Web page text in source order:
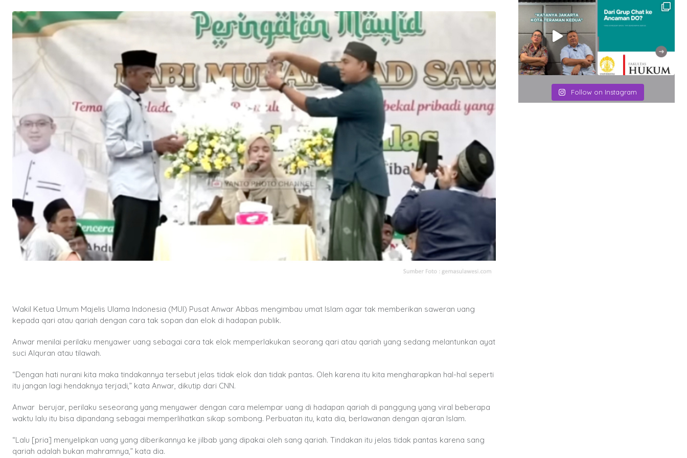
Wakil Ketua Umum Majelis Ulama Indonesia (MUI) Pusat Anwar Abbas mengimbau umat Islam agar tak memberikan saweran uang
kepada qari atau qariah dengan cara tak sopan dan elok di hadapan publik.
Anwar menilai perilaku menyawer uang sebagai cara tak elok memperlakukan seorang qari atau qariah yang sedang melantunkan ayat
suci Alquran atau tilawah.
“Dengan hati nurani kita maka tindakannya tersebut jelas tidak elok dan tidak pantas. Oleh karena itu kita mengharapkan hal-hal seperti
itu jangan lagi hendaknya terjadi,” kata Anwar, dikutip dari CNN.
Anwar berujar, perilaku seseorang yang menyawer dengan cara melempar uang di hadapan qariah di panggung yang viral beberapa
waktu lalu itu bisa dipandang sebagai memperlihatkan sikap sombong. Perbuatan itu, kata dia, berlawanan dengan ajaran Islam.
“Lalu [pria] menyelipkan uang yang diberikannya ke jilbab yang dipakai oleh sang qariah. Tindakan itu jelas tidak pantas karena sang
qariah adalah bukan mahramnya,” kata dia.
Follow on Instagram